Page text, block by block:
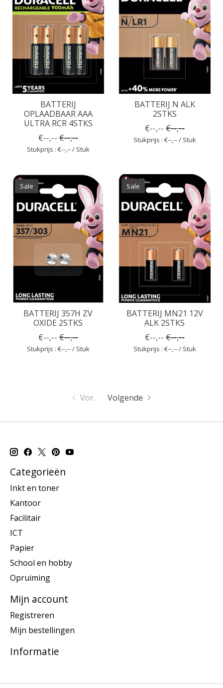
BATTERIJ
OPLAADBAAR AAA
ULTRA RCR 4STKS
€--,-- €--,--
Stukprijs : €--,-- / Stuk
BATTERIJ N ALK
2STKS
€--,-- €--,--
Stukprijs : €--,-- / Stuk
Sale
BATTERIJ 357H ZV
OXIDE 2STKS
€--,-- €--,--
Stukprijs : €--,-- / Stuk
Sale
BATTERIJ MN21 12V
ALK 2STKS
€--,-- €--,--
Stukprijs : €--,-- / Stuk
Vor. Volgende
Categorieën
Inkt en toner
Kantoor
Facilitair
ICT
Papier
School en hobby
Opruiming
Mijn account
Registreren
Mijn bestellingen
Informatie